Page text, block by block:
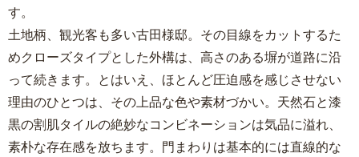
す。
土地柄、観光客も多い古田様邸。その目線をカットするた
めクローズタイプとした外構は、高さのある塀が道路に沿
って続きます。とはいえ、ほとんど圧迫感を感じさせない
理由のひとつは、その上品な色や素材づかい。天然石と漆
黒の割肌タイルの絶妙なコンビネーションは気品に溢れ、
素朴な存在感を放ちます。門まわりは基本的には直線的な